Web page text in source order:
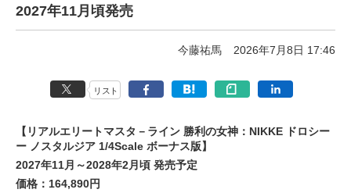
2027年11月頃発売
今藤祐馬 2026年7月8日 17:46
リスト
【リアルエリートマスタ－ライン 勝利の女神：NIKKE ドロシー
ー ノスタルジア 1/4Scale ボーナス版】
2027年11月～2028年2月頃 発売予定
価格：164,890円